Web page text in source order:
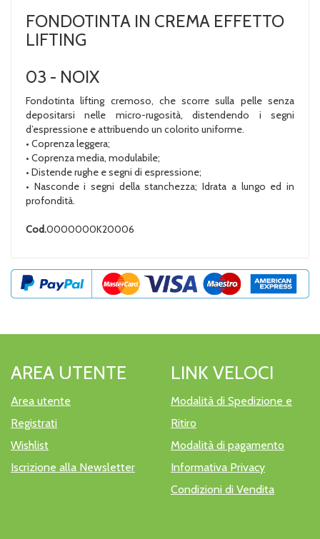
FONDOTINTA IN CREMA EFFETTO
LIFTING
03 - NOIX
Fondotinta lifting cremoso, che scorre sulla pelle senza
depositarsi nelle micro-rugosità, distendendo i segni
d’espressione e attribuendo un colorito uniforme.
• Coprenza leggera;
• Coprenza media, modulabile;
• Distende rughe e segni di espressione;
• Nasconde i segni della stanchezza; Idrata a lungo ed in
profondità.
Cod.0000000K20006
AREA UTENTE
Area utente
Registrati
Wishlist
Iscrizione alla Newsletter
LINK VELOCI
Modalità di Spedizione e
Ritiro
Modalità di pagamento
Informativa Privacy
Condizioni di Vendita